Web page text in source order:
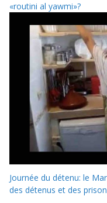
«routini al yawmi»?
Journée du détenu: le
des détenus et des